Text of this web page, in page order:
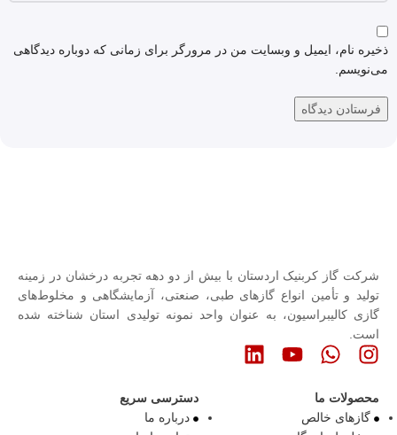
ذخیره نام، ایمیل و وبسایت من در مرورگر برای زمانی که دوباره دیدگاهی
می‌نویسم.
شرکت گاز کربنیک اردستان با بیش از دو دهه تجربه درخشان در زمینه
تولید و تأمین انواع گازهای طبی، صنعتی، آزمایشگاهی و مخلوط‌های
گازی کالیبراسیون، به عنوان واحد نمونه تولیدی استان شناخته شده
است.
محصولات ما
گازهای خالص
دسترسی سریع
درباره ما